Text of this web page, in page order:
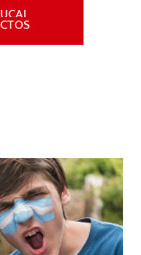
PROFESIONALES
DÓNDE COMPRAR